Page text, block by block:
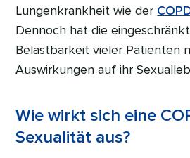
Lungenkrankheit wie der
Dennoch hat die
Belastbarkeit vieler Patienten
Auswirkungen auf ihr
Wie wirkt sich eine
Sexualität aus?